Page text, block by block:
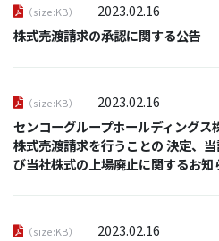
2023.02.16
株式売渡請求の承認に関する公告
（size:KB）
2023.02.16
センコーグループホールディング
株式売渡請求を行うことの 決定、
び当社株式の上場廃止に関するお知
（size:KB）
2023.02.16
（size:KB）